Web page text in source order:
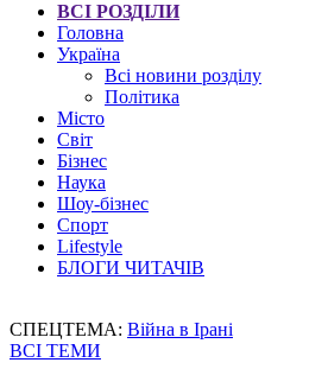
ВСІ РОЗДІЛИ
Головна
Україна
Всі новини розділу
Політика
Місто
Світ
Бізнес
Наука
Шоу-бізнес
Спорт
Lifestyle
БЛОГИ ЧИТАЧІВ
СПЕЦТЕМА: Війна в Ірані
ВСІ ТЕМИ